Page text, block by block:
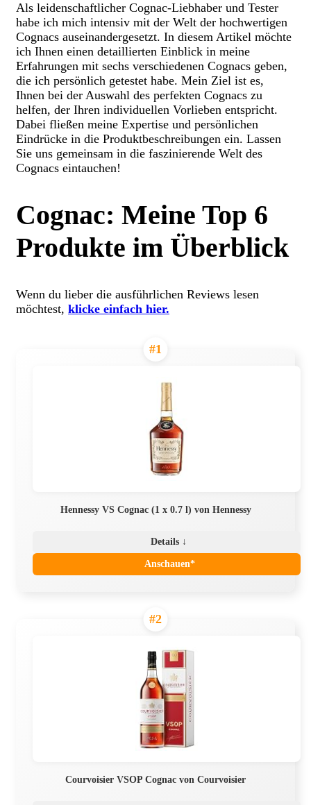
Als leidenschaftlicher Cognac-Liebhaber und Tester
habe ich mich intensiv mit der Welt der hochwertigen
Cognacs auseinandergesetzt. In diesem Artikel möchte
ich Ihnen einen detaillierten Einblick in meine
Erfahrungen mit sechs verschiedenen Cognacs geben,
die ich persönlich getestet habe. Mein Ziel ist es,
Ihnen bei der Auswahl des perfekten Cognacs zu
helfen, der Ihren individuellen Vorlieben entspricht.
Dabei fließen meine Expertise und persönlichen
Eindrücke in die Produktbeschreibungen ein. Lassen
Sie uns gemeinsam in die faszinierende Welt des
Cognacs eintauchen!
Cognac: Meine Top 6
Produkte im Überblick
Wenn du lieber die ausführlichen Reviews lesen
möchtest, klicke einfach hier.
#1
Hennessy VS Cognac (1 x 0.7 l) von Hennessy
Details ↓
Anschauen*
#2
Courvoisier VSOP Cognac von Courvoisier